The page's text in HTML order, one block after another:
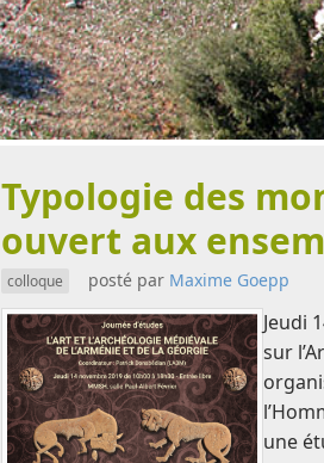
Typologie des
ouvert aux
colloque posté par Maxime Goepp
Jeudi
sur
une